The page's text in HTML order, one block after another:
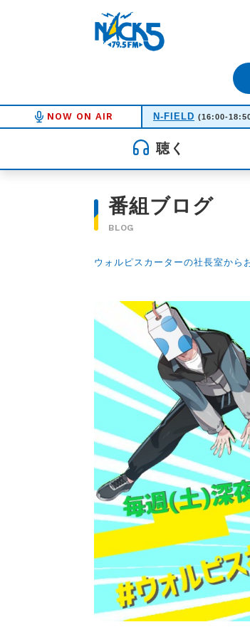
NOW ON AIR N-FIELD (16:00-
聴く
番組ブログ
BLOG
ウォルピスカーターの社長室から